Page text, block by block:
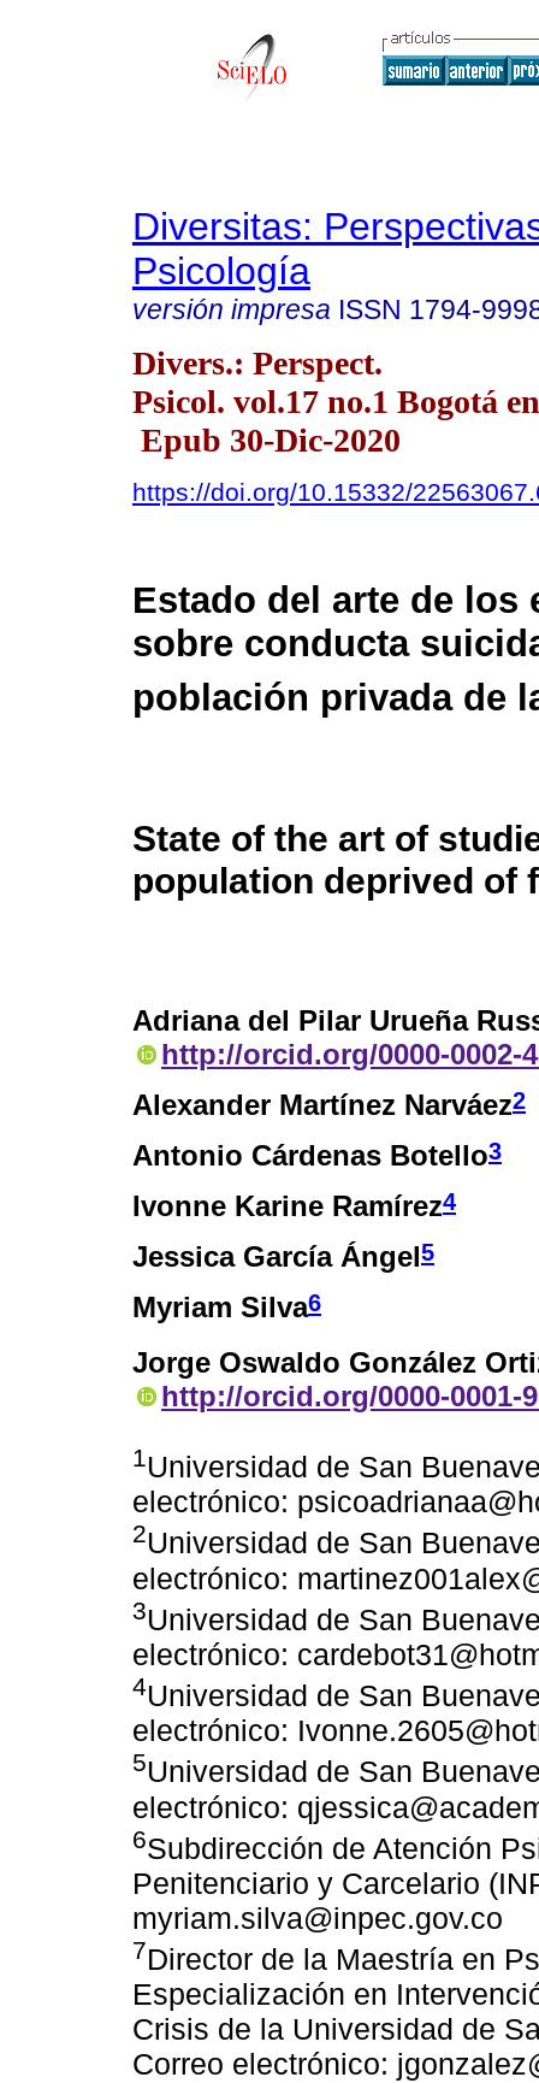
Diversitas:
Psicología
versión impresa ISSN 1794-
Divers.: Perspect.
Psicol. vol.17 no.1 Bogotá
Epub 30-Dic-2020
https://doi.org/10.15332/
Estado del arte de los
sobre conducta
población privada de
State of the art of
population deprived of
Adriana del Pilar Urueña
http://orcid.org/0000-0002-
Alexander Martínez Narváez2
Antonio Cárdenas Botello3
Ivonne Karine Ramírez4
Jessica García Ángel5
Myriam Silva6
Jorge Oswaldo González
http://orcid.org/0000-0001-
1Universidad de San
electrónico:
2Universidad de San
electrónico:
3Universidad de San
electrónico:
4Universidad de San
electrónico:
5Universidad de San
electrónico:
6Subdirección de Atención
Penitenciario y Carcelario
myriam.silva@inpec.gov.co
7Director de la Maestría en
Especialización en
Crisis de la Universidad de
Correo electrónico: